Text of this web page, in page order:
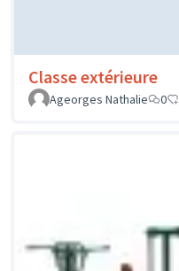
Classe extérieure
Ageorges Nathalie
0